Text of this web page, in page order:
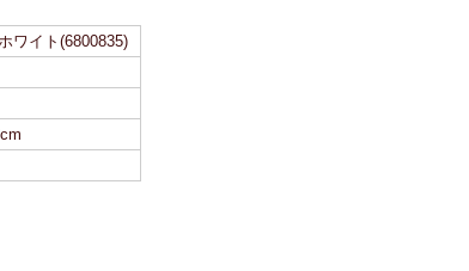
ワイト(6800835)